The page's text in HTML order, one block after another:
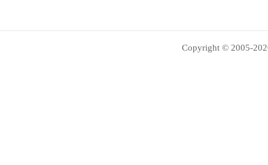
Copyright © 2005-